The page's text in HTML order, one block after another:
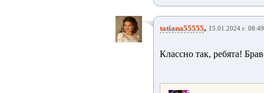
tatiana55555, 15.01.2024 г. 08:49
Классно так, ребята!